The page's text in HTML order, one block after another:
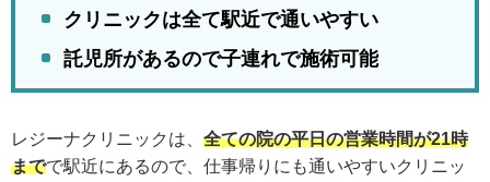
クリニックは全て駅近で通いやすい
託児所があるので子連れで施術可能
レジーナクリニックは、 全ての院の平日の営業時間が21時
までで駅近にあるので、仕事帰りにも通いやすいクリニッ